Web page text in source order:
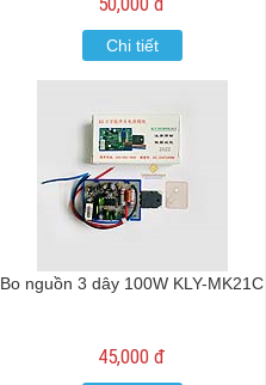
Chi tiết
Bo nguồn 3 dây 100W KLY-MK21C
45,000 đ